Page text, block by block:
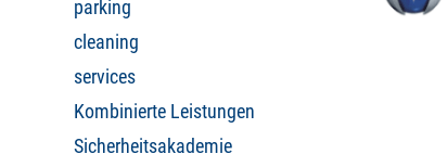
parking
cleaning
services
Kombinierte Leistungen
Sicherheitsakademie